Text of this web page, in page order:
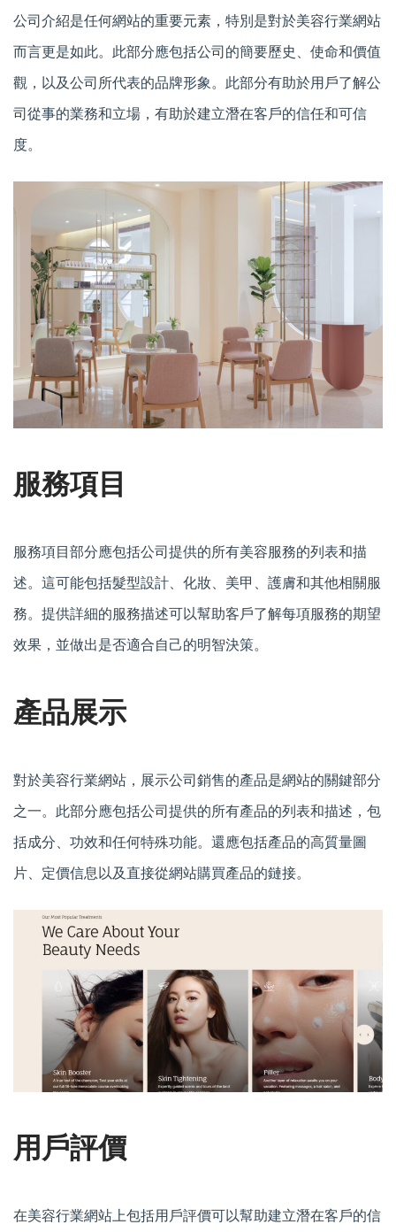
公司介紹是任何網站的重要元素，特別是對於美容行業網站
而言更是如此。此部分應包括公司的簡要歷史、使命和價值
觀，以及公司所代表的品牌形象。此部分有助於用戶了解公
司從事的業務和立場，有助於建立潛在客戶的信任和可信
度。
服務項目
服務項目部分應包括公司提供的所有美容服務的列表和描
述。這可能包括髮型設計、化妝、美甲、護膚和其他相關服
務。提供詳細的服務描述可以幫助客戶了解每項服務的期望
效果，並做出是否適合自己的明智決策。
產品展示
對於美容行業網站，展示公司銷售的產品是網站的關鍵部分
之一。此部分應包括公司提供的所有產品的列表和描述，包
括成分、功效和任何特殊功能。還應包括產品的高質量圖
片、定價信息以及直接從網站購買產品的鏈接。
用戶評價
在美容行業網站上包括用戶評價可以幫助建立潛在客戶的信